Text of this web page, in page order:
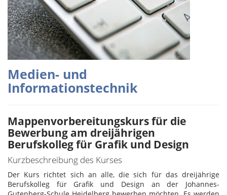
Medien- und
Informationstechnik
Mappenvorbereitungskurs für die
Bewerbung am dreijährigen
Berufskolleg für Grafik und Design
Kurzbeschreibung des Kurses
Der Kurs richtet sich an alle, die sich für das dreijährige
Berufskolleg für Grafik und Design an der Johannes-